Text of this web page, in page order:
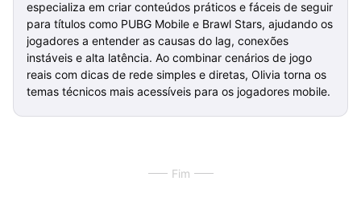
especializa em criar conteúdos práticos e fáceis de seguir
para títulos como PUBG Mobile e Brawl Stars, ajudando os
jogadores a entender as causas do lag, conexões
instáveis e alta latência. Ao combinar cenários de jogo
reais com dicas de rede simples e diretas, Olivia torna os
temas técnicos mais acessíveis para os jogadores mobile.
Fim